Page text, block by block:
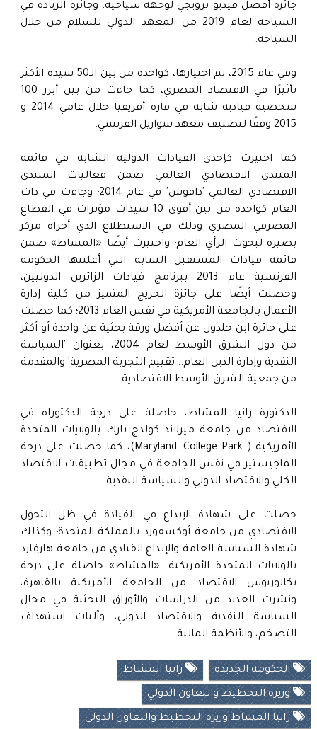
جائزة أفضل فيديو ترويجي لوجهة سياحية، وجائزة الريادة في
السياحة لعام 2019 من المعهد الدولي للسلام من خلال
السياحة.
وفي عام 2015، تم اختيارها، كواحدة من بين الـ50 سيدة الأكثر
تأثيرًا في الاقتصاد المصري، كما جاءت من بين أبرز 100
شخصية قيادية شابة في قارة أفريقيا خلال عامي 2014 و
2015 وفقًا لتصنيف معهد شوازيل الفرنسي.
كما اختيرت كإحدى القيادات الدولية الشابة في قائمة
المنتدى الاقتصادي العالمي ضمن فعاليات المنتدى
الاقتصادي العالمي 'دافوس' في عام 2014؛ وجاءت في ذات
العام كواحدة من بين أقوى 10 سيدات مؤثرات في القطاع
المصرفي المصري وذلك في الاستطلاع الذي أجراه مركز
بصيرة لبحوث الرأي العام؛ واختيرت أيضًا «المشاط» ضمن
قائمة قيادات المستقبل الشابة التي أعلنتها الحكومة
الفرنسية عام 2013 ببرنامج قيادات الزائرين الدوليين،
وحصلت أيضًا على جائزة الخريج المتميز من كلية إدارة
الأعمال بالجامعة الأمريكية في نفس العام 2013؛ كما حصلت
على جائزة ابن خلدون عن أفضل ورقة بحثية عن واحدة أو أكثر
من دول الشرق الأوسط لعام 2004، بعنوان 'السياسة
النقدية وإدارة الدين العام.. تقييم التجربة المصرية' والمقدمة
من جمعية الشرق الأوسط الاقتصادية.
الدكتورة رانيا المشاط، حاصلة على درجة الدكتوراه في
الاقتصاد من جامعة ميرلاند كولدج بارك بالولايات المتحدة
الأمريكية ( Maryland, College Park)، كما حصلت على درجة
الماجيستير في نفس الجامعة في مجال تطبيقات الاقتصاد
الكلي والاقتصاد الدولي والسياسة النقدية.
حصلت على شهادة الإبداع في القيادة في ظل التحول
الاقتصادي من جامعة أوكسفورد بالمملكة المتحدة؛ وكذلك
شهادة السياسة العامة والإبداع القيادي من جامعة هارفارد
بالولايات المتحدة الأمريكية. «المشاط» حاصلة على درجة
بكالوريوس الاقتصاد من الجامعة الأمريكية بالقاهرة،
ونشرت العديد من الدراسات والأوراق البحثية في مجال
السياسة النقدية والاقتصاد الدولي، وآليات استهداف
التضخم، والأنظمة المالية.
الحكومة الجديدة رانيا المشاط
وزيرة التخطيط والتعاون الدولي
رانيا المشاط وزيرة التخطيط والتعاون الدولى